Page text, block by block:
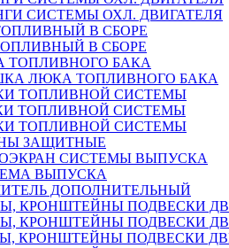
СИСТЕМЫ ОХЛ. ДВИГАТЕЛЯ
ТОПЛИВНЫЙ В СБОРЕ
В СБОРЕ
ТОПЛИВНОГО БАКА
ЛЮКА ТОПЛИВНОГО БАКА
ТОПЛИВНОЙ СИСТЕМЫ
ТОПЛИВНОЙ СИСТЕМЫ
ТОПЛИВНОЙ СИСТЕМЫ
ЗАЩИТНЫЕ
СИСТЕМЫ ВЫПУСКА
ВЫПУСКА
ДОПОЛНИТЕЛЬНЫЙ
КРОНШТЕЙНЫ ПОДВЕСКИ
КРОНШТЕЙНЫ ПОДВЕСКИ
КРОНШТЕЙНЫ ПОДВЕСКИ